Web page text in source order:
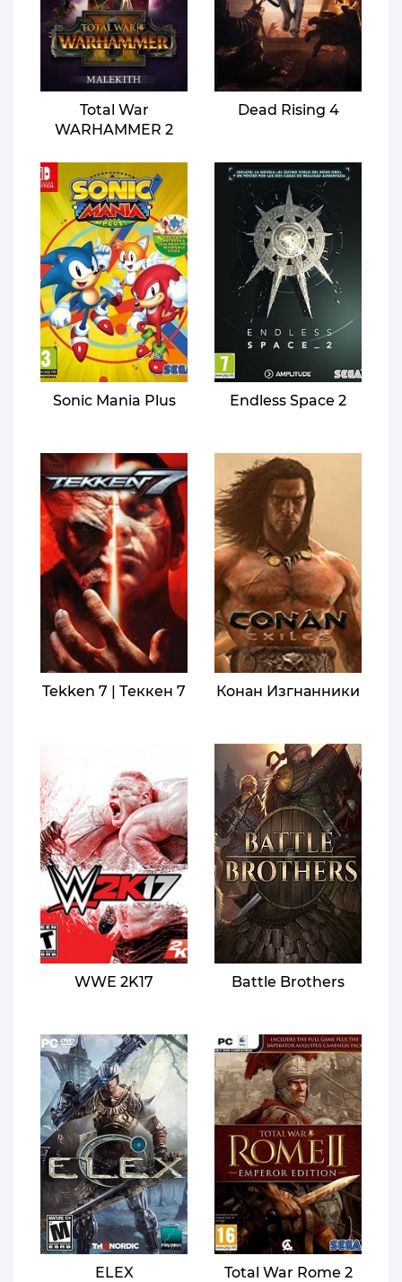
Total War
WARHAMMER 2
Dead Rising 4
Sonic Mania Plus Endless Space 2
Tekken 7 | Теккен 7 Конан Изгнанники
WWE 2K17 Battle Brothers
ELEX
Total War Rome 2